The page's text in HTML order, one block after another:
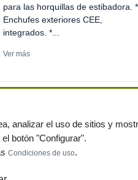
para las horquillas de estibadora. *
Enchufes exteriores CEE,
integrados. *...
Ver más
|Editores| Mapa web|Preguntas frecuentes
analizar el uso de sitios y
botón "Configurar".
Condiciones de uso.